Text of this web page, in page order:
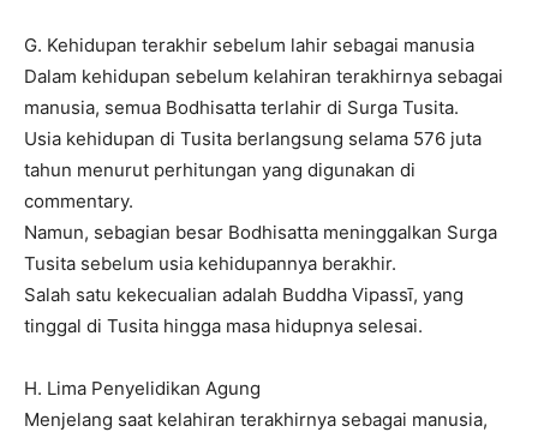
G. Kehidupan terakhir sebelum lahir sebagai manusia
Dalam kehidupan sebelum kelahiran terakhirnya sebagai
manusia, semua Bodhisatta terlahir di Surga Tusita.
Usia kehidupan di Tusita berlangsung selama 576 juta
tahun menurut perhitungan yang digunakan di
commentary.
Namun, sebagian besar Bodhisatta meninggalkan Surga
Tusita sebelum usia kehidupannya berakhir.
Salah satu kekecualian adalah Buddha Vipassī, yang
tinggal di Tusita hingga masa hidupnya selesai.
H. Lima Penyelidikan Agung
Menjelang saat kelahiran terakhirnya sebagai manusia,